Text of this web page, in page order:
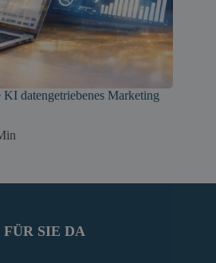
datengetriebenes Marketing
SIE DA